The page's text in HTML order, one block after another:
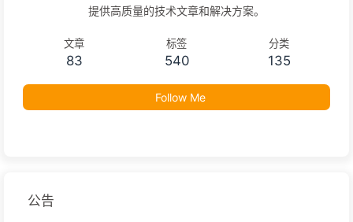
提供高质量的技术文章和解决方案。
文章
83
标签
540
分类
135
Follow Me
公告